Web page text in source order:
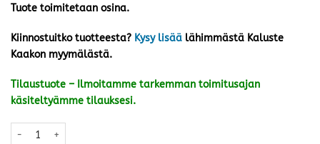
Tuote toimitetaan osina.
Kiinnostuitko tuotteesta? Kysy lisää lähimmästä Kaluste
Kaakon myymälästä.
Tilaustuote – Ilmoitamme tarkemman toimitusajan
käsiteltyämme tilauksesi.
Sky tuoli, harmaa/musta määrä